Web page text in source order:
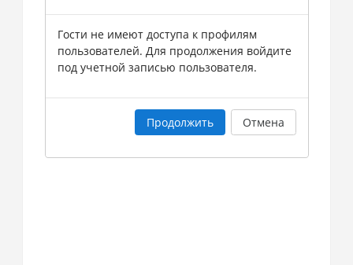
Гости не имеют доступа к профилям
пользователей. Для продолжения войдите
под учетной записью пользователя.
Продолжить Отмена